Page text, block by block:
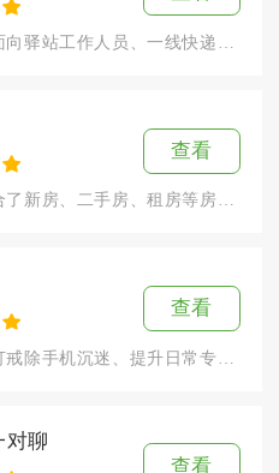
查看
查看
对聊
查看